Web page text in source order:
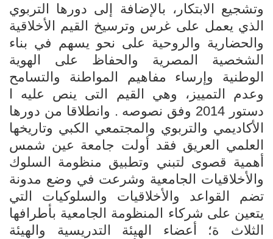
وحدة ضمان الجودة
مؤتمرات الكلية
الأخبار والأحداث
تواصل معنا
وتشجيع الابتكار، بالإضافة إلى دورها التربوي
الذي يعمل على غرس وترسيخ القيم الأخلاقية
والحضارية والروحية على نحو يسهم في بناء
الشخصية المصرية والحفاظ على الهوية
الوطنية وإرساء مفاهيم المواطنة والتسامح
وعدم التمييز، وهي القيم التى ينص عليه ا
دستور 2014 وفق نصوصه . وانطلاقا من دورها
الأكاديمي والتربوي والمجتمعي الكبي وتاريخها
العلمي العريق فقد أولت جامعة عين شمس
أهمية قصوى لتبني وتطبيق منظومة السلوك
والأخلاقيات الجامعية وشرعت في وضع مدونة
تضم القواعد والأخلاقيات والسلوكيات التي
يتعين على شركاء المنظومة الجامعية بأطرافها
الثلاث ة؛ أعضاء الهيئة التدريسية والهيئة